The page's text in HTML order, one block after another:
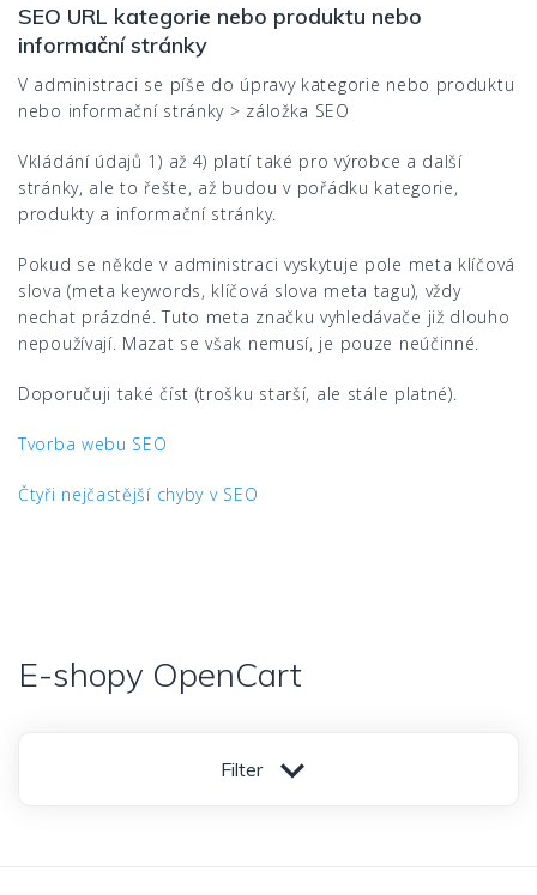
SEO URL kategorie nebo produktu nebo
informační stránky
V administraci se píše do úpravy kategorie nebo produktu
nebo informační stránky > záložka SEO
Vkládání údajů 1) až 4) platí také pro výrobce a další
stránky, ale to řešte, až budou v pořádku kategorie,
produkty a informační stránky.
Pokud se někde v administraci vyskytuje pole meta klíčová
slova (meta keywords, klíčová slova meta tagu), vždy
nechat prázdné. Tuto meta značku vyhledávače již dlouho
nepoužívají. Mazat se však nemusí, je pouze neúčinné.
Doporučuji také číst (trošku starší, ale stále platné).
Tvorba webu SEO
Čtyři nejčastější chyby v SEO
E-shopy OpenCart
Filter